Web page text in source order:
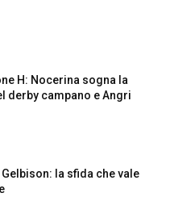
H: Nocerina sogna la
derby campano e Angri
la sfida che vale